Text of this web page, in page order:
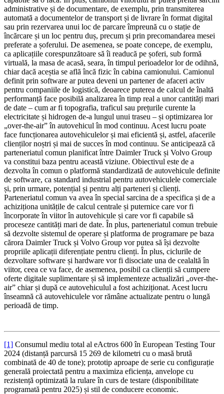
administrative și de documentare, de exemplu, prin transmiterea
automată a documentelor de transport și de livrare în format digital
sau prin rezervarea unui loc de parcare împreună cu o stație de
încărcare și un loc pentru duș, precum și prin precomandarea mesei
preferate a șoferului. De asemenea, se poate concepe, de exemplu,
ca aplicațiile corespunzătoare să îi readucă pe șoferi, sub formă
virtuală, la masa de acasă, seara, în timpul perioadelor lor de odihnă,
chiar dacă aceștia se află încă fizic în cabina camionului. Camionul
definit prin software ar putea deveni un partener de afaceri activ
pentru companiile de logistică, deoarece puterea de calcul de înaltă
performanță face posibilă analizarea în timp real a unor cantități mari
de date – cum ar fi topografia, traficul sau prețurile curente la
electricitate și hidrogen de-a lungul unui traseu – și optimizarea lor
„over-the-air” în autovehicul în mod continuu. Acest lucru poate
face funcționarea autovehiculelor și mai eficientă și, astfel, afacerile
clienților noștri și mai de succes în mod continuu. Se anticipează că
parteneriatul comun planificat între Daimler Truck și Volvo Group
va constitui baza pentru această viziune. Obiectivul este de a
dezvolta în comun o platformă standardizată de autovehicule definite
de software, ca standard industrial pentru autovehiculele comerciale
și, prin urmare, potențial și pentru alți parteneri și clienți.
Parteneriatul comun va avea în special sarcina de a specifica și de a
achiziționa unitățile de calcul centrale și puternice care vor fi
încorporate în viitor în autovehicule și care vor fi capabile să
proceseze cantități mari de date. În plus, parteneriatul comun trebuie
să dezvolte sistemul de operare și platforma de programare pe baza
cărora Daimler Truck și Volvo Group vor putea să își dezvolte
propriile aplicații diferențiate pentru clienți. În plus, ciclurile de
dezvoltare software și hardware vor fi disociate una de cealaltă în
viitor, ceea ce va face, de asemenea, posibil ca clienții să cumpere
oferte digitale suplimentare și să implementeze actualizări „over-the-
air” chiar și după ce autovehiculul a fost achiziționat. Acest lucru
înseamnă că autovehiculele vor rămâne actualizate pentru o lungă
perioadă de timp.
[1] Consumul mediu total al eActros 600 în European Testing Tour
2024 (distanță parcursă 15 269 de kilometri cu o masă brută
combinată de 40 de tone); prototip aproape de serie cu configurație
generală proiectată pentru a maximiza eficiența, anvelope cu
rezistență optimizată la rulare în curs de testare (disponibilitate
programată pentru 2025) și stil de conducere economic.